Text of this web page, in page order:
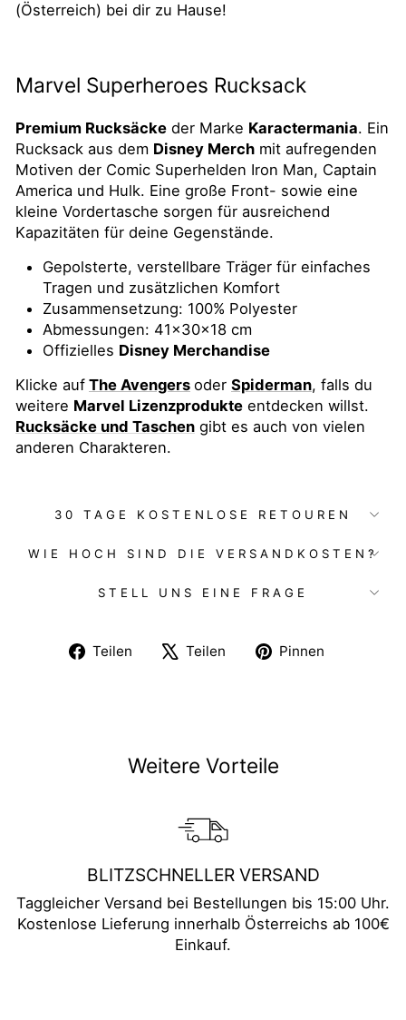
(Österreich) bei dir zu Hause!
Marvel Superheroes Rucksack
Premium Rucksäcke der Marke Karactermania. Ein
Rucksack aus dem Disney Merch mit aufregenden
Motiven der Comic Superhelden Iron Man, Captain
America und Hulk. Eine große Front- sowie eine
kleine Vordertasche sorgen für ausreichend
Kapazitäten für deine Gegenstände.
Gepolsterte, verstellbare Träger für einfaches
Tragen und zusätzlichen Komfort
Zusammensetzung: 100% Polyester
Abmessungen: 41x30x18 cm
Offizielles Disney Merchandise
Klicke auf The Avengers oder Spiderman, falls du
weitere Marvel Lizenzprodukte entdecken willst.
Rucksäcke und Taschen gibt es auch von vielen
anderen Charakteren.
30 TAGE KOSTENLOSE RETOUREN
WIE HOCH SIND DIE VERSANDKOSTEN?
STELL UNS EINE FRAGE
Teilen
Auf
Teilen
Auf
Pinnen
Weitere Vorteile
BLITZSCHNELLER VERSAND
Taggleicher Versand bei Bestellungen bis 15:00 Uhr.
Kostenlose Lieferung innerhalb Österreichs ab 100€
Einkauf.